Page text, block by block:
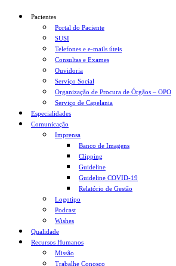
Pacientes
Portal do Paciente
SUSI
Telefones e e-mails úteis
Consultas e Exames
Ouvidoria
Serviço Social
Organização de Procura de Órgãos – OPO
Serviço de Capelania
Especialidades
Comunicação
Imprensa
Banco de Imagens
Clipping
Guideline
Guideline COVID-19
Relatório de Gestão
Logotipo
Podcast
Wishes
Qualidade
Recursos Humanos
Missão
Trabalhe Conosco